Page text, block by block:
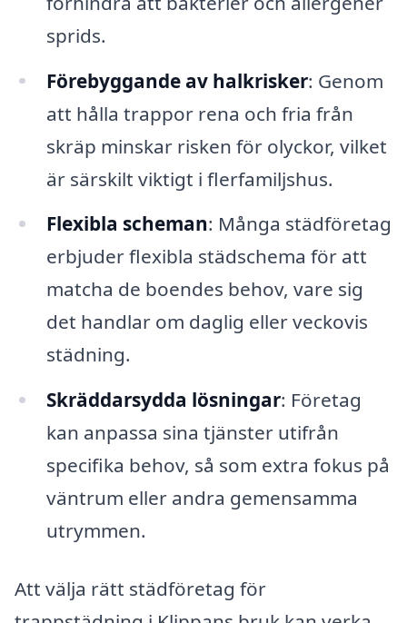
sprids.
Förebyggande av halkrisker: Genom
att hålla trappor rena och fria från
skräp minskar risken för olyckor, vilket
är särskilt viktigt i flerfamiljshus.
Flexibla scheman: Många städföretag
erbjuder flexibla städschema för att
matcha de boendes behov, vare sig
det handlar om daglig eller veckovis
städning.
Skräddarsydda lösningar: Företag
kan anpassa sina tjänster utifrån
specifika behov, så som extra fokus på
väntrum eller andra gemensamma
utrymmen.
Att välja rätt städföretag för